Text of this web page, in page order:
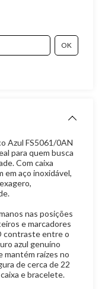
Azul FS5061/0AN
para quem busca
Com caixa
em aço inoxidável,
nas posições
e marcadores
contraste entre o
azul genuíno
mantém raízes no
de cerca de 22
e bracelete.